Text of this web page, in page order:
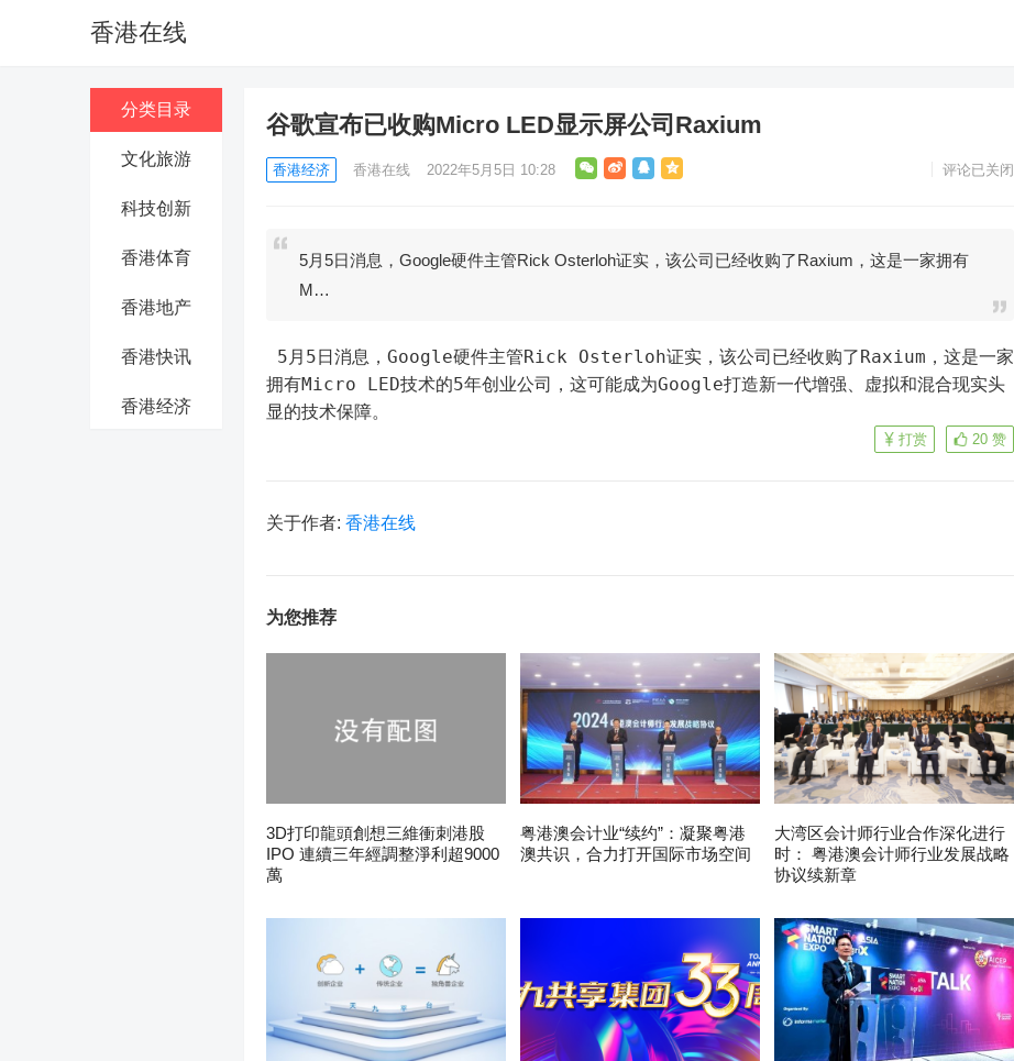
香港在线
分类目录
文化旅游
科技创新
香港体育
香港地产
香港快讯
香港经济
谷歌宣布已收购Micro LED显示屏公司Raxium
香港经济 香港在线 2022年5月5日 10:28 评论已关闭
5月5日消息，Google硬件主管Rick Osterloh证实，该公司已经收购了Raxium，这是一家拥有
M…
拥有Micro LED技术的5年创业公司，这可能成为Google打造新一代增强、虚拟和混合现实头
显的技术保障。
20 赞
打赏
关于作者: 香港在线
为您推荐
3D打印龍頭創想三維衝刺港股
IPO 連續三年經調整淨利超9000
萬
粤港澳会计业“续约”：凝聚粤港
澳共识，合力打开国际市场空间
大湾区会计师行业合作深化进行
时： 粤港澳会计师行业发展战略
协议续新章